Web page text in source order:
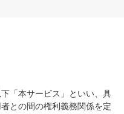
「本サービス」といい、具
との間の権利義務関係を定